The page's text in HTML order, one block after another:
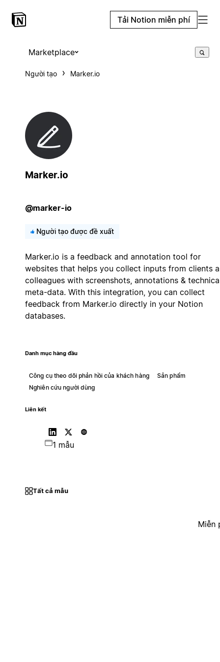
Tải Notion miễn phí
Marketplace
Người tạo Marker.io
Marker.io
@marker-io
Người tạo được đề xuất
Marker.io is a feedback and annotation tool for
websites that helps you collect inputs from clients
colleagues with screenshots, annotations &
meta-data. With this integration, you can collect
feedback from Marker.io directly in your Notion
databases.
Danh mục hàng đầu
Công cụ theo dõi phản hồi của khách hàng
Sản phẩm
Nghiên cứu người dùng
Liên kết
1 mẫu
Tất cả mẫu
Miễn